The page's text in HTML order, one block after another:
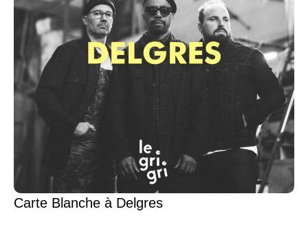
Carte Blanche à Delgres